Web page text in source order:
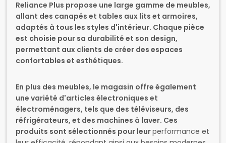
est choisie pour sa durabilité et son design,
permettant aux clients de créer des espaces
confortables et esthétiques.
En plus des meubles, le magasin offre également
une variété d'articles électroniques et
réfrigérateurs, et des machines à laver. Ces
produits sont sélectionnés pour leurperformance et
leur efficacité, répondant ainsi aux besoins modernes
des consommateurs.